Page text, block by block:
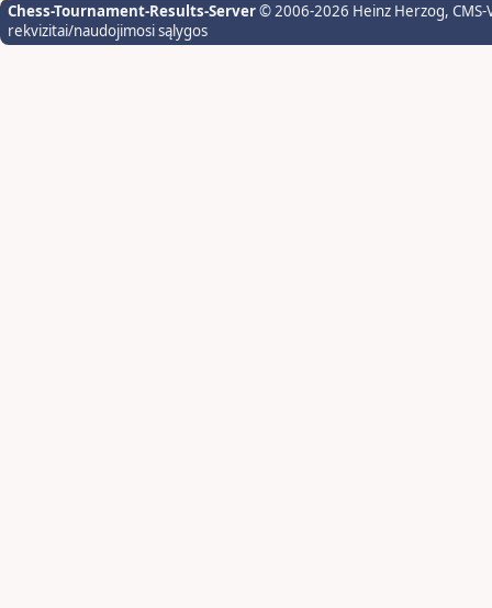
Chess-Tournament-Results-Server© 2006-2026 Heinz Herzog,
rekvizitai/naudojimosi sąlygos